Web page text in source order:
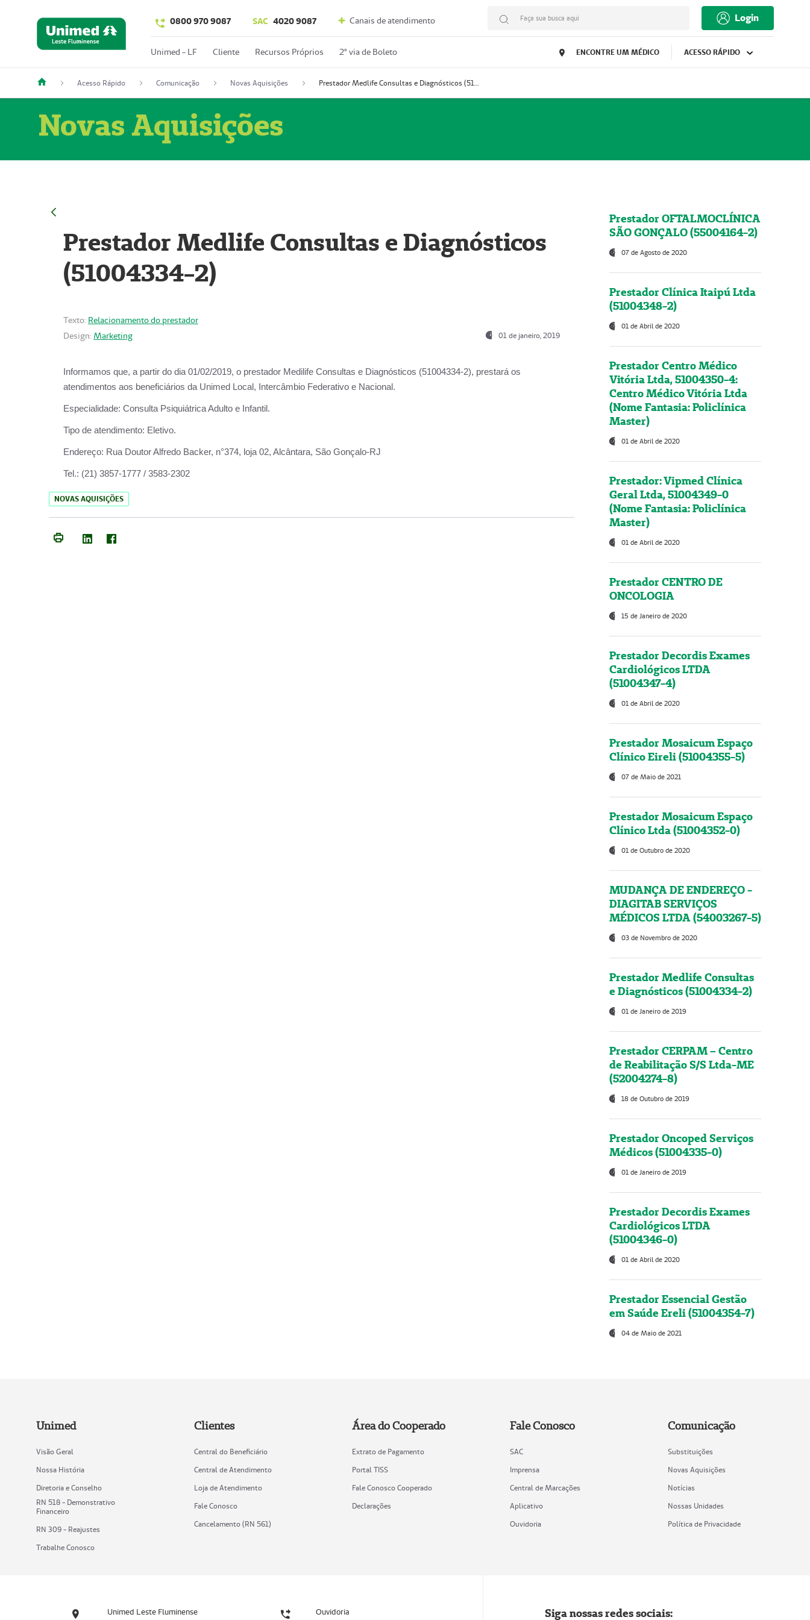
0800 970 9087 SAC 4020 9087 Canais de atendimento Faça sua busca aqui Login
Unimed - LF Cliente Recursos Próprios 2º via de Boleto ENCONTRE UM MÉDICO ACESSO RÁPIDO
Acesso Rápido Comunicação Novas Aquisições Prestador Medlife Consultas e Diagnósticos (51004334-2)
Novas Aquisições
Prestador Medlife Consultas e Diagnósticos
(51004334-2)
Texto: Relacionamento do prestador
Design: Marketing 01 de janeiro, 2019
Informamos que, a partir do dia 01/02/2019, o prestador Medilife Consultas e Diagnósticos (51004334-2), prestará os
atendimentos aos beneficiários da Unimed Local, Intercâmbio Federativo e Nacional.
Especialidade: Consulta Psiquiátrica Adulto e Infantil.
Tipo de atendimento: Eletivo.
Endereço: Rua Doutor Alfredo Backer, n°374, loja 02, Alcântara, São Gonçalo-RJ
Tel.: (21) 3857-1777 / 3583-2302
NOVAS AQUISIÇÕES
Prestador OFTALMOCLÍNICA
SÃO GONÇALO (55004164-2)
07 de Agosto de 2020
Prestador Clínica Itaipú Ltda
(51004348-2)
01 de Abril de 2020
Prestador Centro Médico
Vitória Ltda, 51004350-4:
Centro Médico Vitória Ltda
(Nome Fantasia: Policlínica
Master)
01 de Abril de 2020
Prestador: Vipmed Clínica
Geral Ltda, 51004349-0
(Nome Fantasia: Policlínica
Master)
01 de Abril de 2020
Prestador CENTRO DE
ONCOLOGIA
15 de Janeiro de 2020
Prestador Decordis Exames
Cardiológicos LTDA
(51004347-4)
01 de Abril de 2020
Prestador Mosaicum Espaço
Clínico Eireli (51004355-5)
07 de Maio de 2021
Prestador Mosaicum Espaço
Clínico Ltda (51004352-0)
01 de Outubro de 2020
MUDANÇA DE ENDEREÇO -
DIAGITAB SERVIÇOS
MÉDICOS LTDA (54003267-5)
03 de Novembro de 2020
Prestador Medlife Consultas
e Diagnósticos (51004334-2)
01 de Janeiro de 2019
Prestador CERPAM – Centro
de Reabilitação S/S Ltda-ME
(52004274-8)
18 de Outubro de 2019
Prestador Oncoped Serviços
Médicos (51004335-0)
01 de Janeiro de 2019
Prestador Decordis Exames
Cardiológicos LTDA
(51004346-0)
01 de Abril de 2020
Prestador Essencial Gestão
em Saúde Ereli (51004354-7)
04 de Maio de 2021
Unimed
Visão Geral
Nossa História
Diretoria e Conselho
RN 518 - Demonstrativo
Financeiro
RN 309 - Reajustes
Trabalhe Conosco
Clientes
Central do Beneficiário
Central de Atendimento
Loja de Atendimento
Fale Conosco
Cancelamento (RN 561)
Área do Cooperado
Extrato de Pagamento
Portal TISS
Fale Conosco Cooperado
Declarações
Fale Conosco
SAC
Imprensa
Central de Marcações
Aplicativo
Ouvidoria
Comunicação
Substituições
Novas Aquisições
Notícias
Nossas Unidades
Política de Privacidade
Unimed Leste Fluminense Ouvidoria Siga nossas redes sociais: